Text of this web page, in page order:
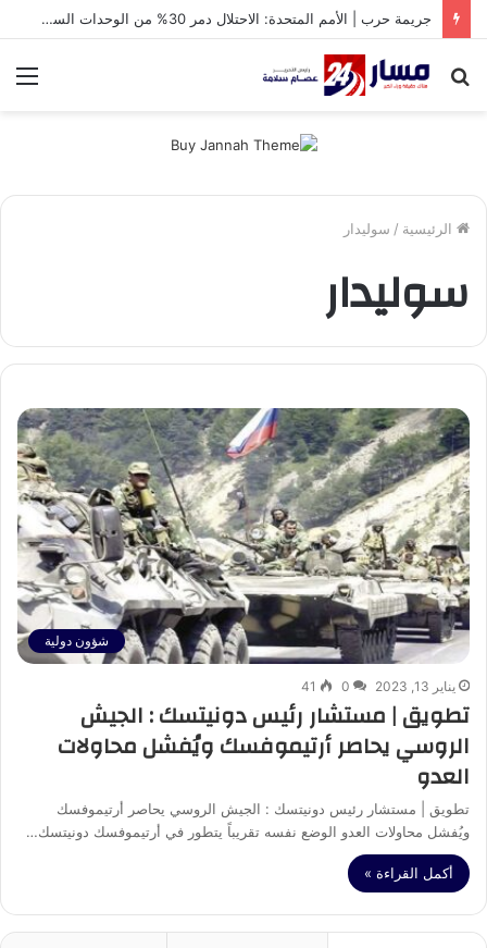
جريمة حرب | الأمم المتحدة: الاحتلال دمر 30% من الوحدات السكنية في غزة
بحث
الرئيسية / سوليدار
سوليدار
شؤون دولية
يناير 13, 2023 0
41
تطويق | مستشار رئيس دونيتسك : الجيش
الروسي يحاصر أرتيموفسك ويُفشل محاولات
العدو
تطويق | مستشار رئيس دونيتسك : الجيش الروسي يحاصر أرتيموفسك
ويُفشل محاولات العدو الوضع نفسه تقريباً يتطور في أرتيموفسك دونيتسك…
أكمل القراءة »